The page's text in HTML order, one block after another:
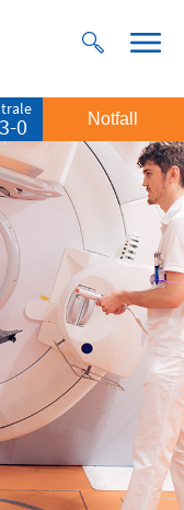
0 Notfall